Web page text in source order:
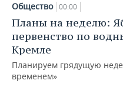
Общество 00:00
Планы на неделю:
первенство по
Кремле
Планируем грядущую
временем»